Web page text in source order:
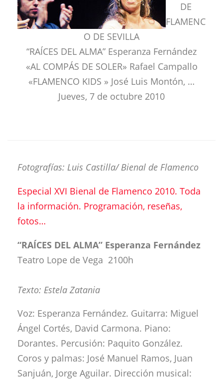
DE
FLAMENC
O DE SEVILLA
“RAÍCES DEL ALMA” Esperanza Fernández
«AL COMPÁS DE SOLER» Rafael Campallo
«FLAMENCO KIDS » José Luis Montón, …
Jueves, 7 de octubre 2010
Fotografías: Luis Castilla/ Bienal de Flamenco
Especial XVI Bienal de Flamenco 2010. Toda
la información. Programación, reseñas,
fotos…
“RAÍCES DEL ALMA” Esperanza Fernández
Teatro Lope de Vega 2100h
Texto: Estela Zatania
Voz: Esperanza Fernández. Guitarra: Miguel
Ángel Cortés, David Carmona. Piano:
Dorantes. Percusión: Paquito González.
Coros y palmas: José Manuel Ramos, Juan
Sanjuán, Jorge Aguilar. Dirección musical: